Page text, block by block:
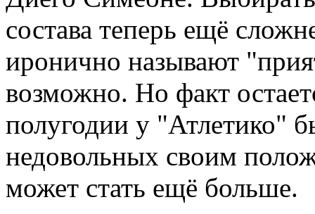
состава теперь ещё
иронично называют
возможно. Но факт
полугодии у "Атлетико"
недовольных своим
может стать ещё больше.